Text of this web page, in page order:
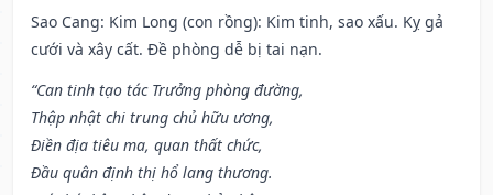
Sao Cang: Kim Long (con rồng): Kim tinh, sao xấu. Kỵ gả
cưới và xây cất. Đề phòng dễ bị tai nạn.
“Can tinh tạo tác Trưởng phòng đường,
Thập nhật chi trung chủ hữu ương,
Điền địa tiêu ma, quan thất chức,
Đầu quân định thị hổ lang thương.